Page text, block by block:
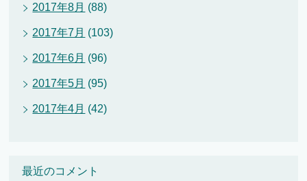
2017年8月 (88)
2017年7月 (103)
2017年6月 (96)
2017年5月 (95)
2017年4月 (42)
最近のコメント